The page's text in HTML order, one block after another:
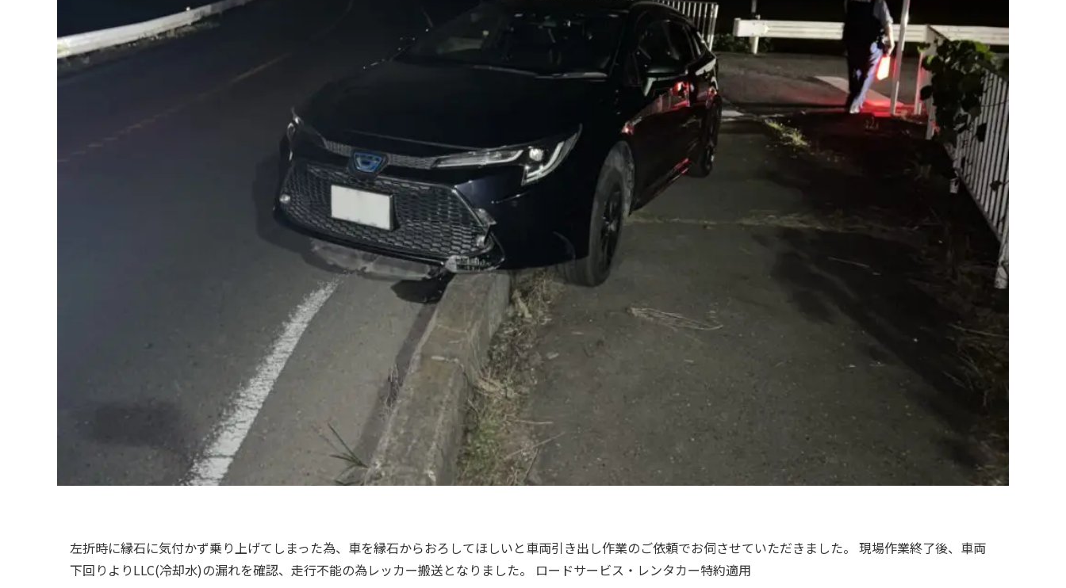
左折時に縁石に気付かず乗り上げてしまった為、車を縁石からおろしてほしいと車両引き出し作業のご依頼でお伺させていただきました。 現場作業終了後、車両
下回りよりLLC(冷却水)の漏れを確認、走行不能の為レッカー搬送となりました。 ロードサービス・レンタカー特約適用